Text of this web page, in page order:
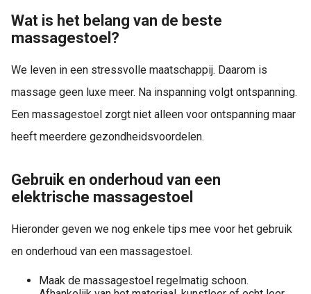
Wat is het belang van de beste
massagestoel?
We leven in een stressvolle maatschappij. Daarom is
massage geen luxe meer. Na inspanning volgt ontspanning.
Een massagestoel zorgt niet alleen voor ontspanning maar
heeft meerdere gezondheidsvoordelen.
Gebruik en onderhoud van een
elektrische massagestoel
Hieronder geven we nog enkele tips mee voor het gebruik
en onderhoud van een massagestoel.
Maak de massagestoel regelmatig schoon.